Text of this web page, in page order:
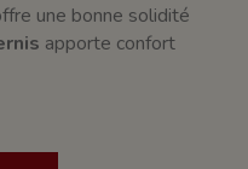
une bonne solidité
apporte confort